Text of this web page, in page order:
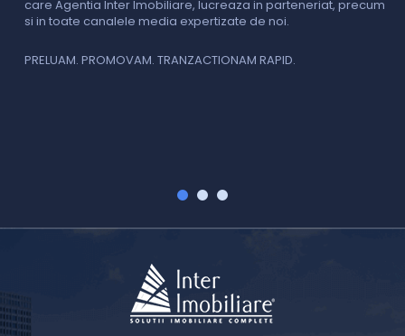
care Agentia Inter Imobiliare, lucreaza in parteneriat, precum
si in toate canalele media expertizate de noi.
PRELUAM. PROMOVAM. TRANZACTIONAM RAPID.